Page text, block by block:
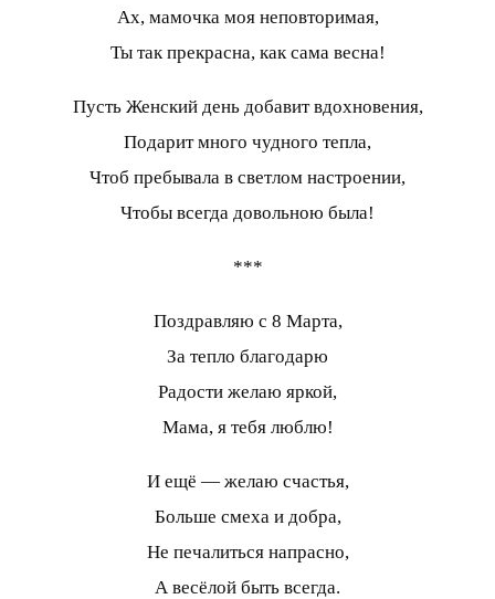
Ах, мамочка моя неповторимая,
Ты так прекрасна, как сама весна!
Пусть Женский день добавит вдохновения,
Подарит много чудного тепла,
Чтоб пребывала в светлом настроении,
Чтобы всегда довольною была!
***
Поздравляю с 8 Марта,
За тепло благодарю
Радости желаю яркой,
Мама, я тебя люблю!
И ещё — желаю счастья,
Больше смеха и добра,
Не печалиться напрасно,
А весёлой быть всегда.